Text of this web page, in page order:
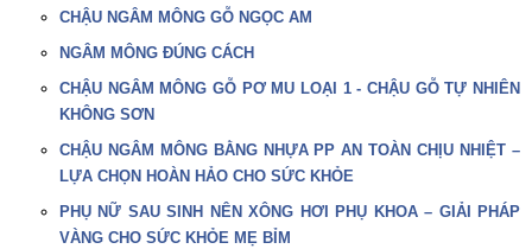
CHẬU NGÂM MÔNG GỖ NGỌC AM
NGÂM MÔNG ĐÚNG CÁCH
CHẬU NGÂM MÔNG GỖ PƠ MU LOẠI 1 - CHẬU GỖ TỰ NHIÊN
KHÔNG SƠN
CHẬU NGÂM MÔNG BẰNG NHỰA PP AN TOÀN CHỊU NHIỆT –
LỰA CHỌN HOÀN HẢO CHO SỨC KHỎE
PHỤ NỮ SAU SINH NÊN XÔNG HƠI PHỤ KHOA – GIẢI PHÁP
VÀNG CHO SỨC KHỎE MẸ BỈM